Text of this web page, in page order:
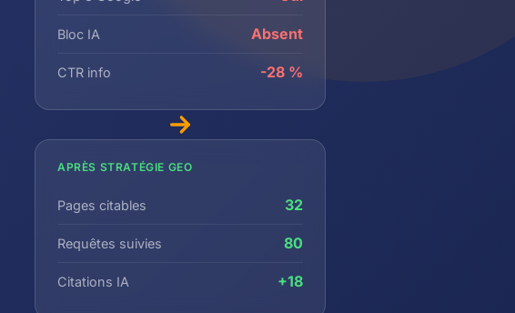
Bloc IA Absent
CTR info -28 %
APRÈS STRATÉGIE GEO
Pages citables 32
Requêtes suivies 80
Citations IA +18